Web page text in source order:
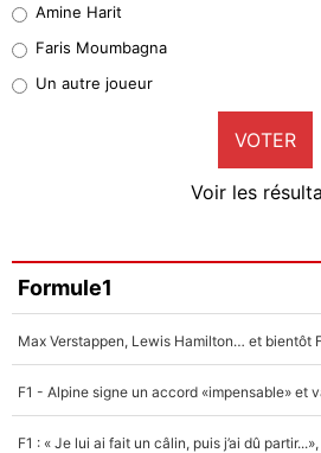
1%
9%
Faris Moumbagna
4%
Un autre joueur
5%
Amine Harit
Faris Moumbagna
Un autre joueur
VOTER
Voir les
Formule1